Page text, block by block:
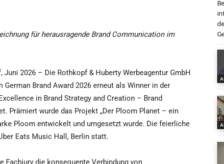
für herausragende Brand Communication im
Juni 2026 – Die Rothkopf & Huberty Werbeagentur GmbH
German Brand Award 2026 erneut als Winner in der
in Brand Strategy and Creation – Brand
Prämiert wurde das Projekt „Der Ploom Planet – ein
Ploom entwickelt und umgesetzt wurde. Die feierliche
Eats Music Hall, Berlin statt.
Fachjury die konsequente Verbindung von